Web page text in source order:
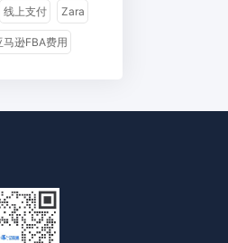
线上支付 Zara
马逊FBA费用